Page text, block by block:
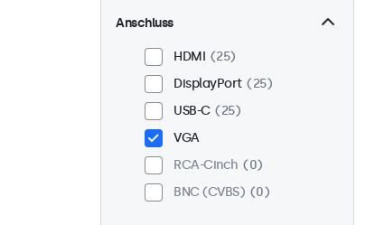
Anschluss
HDMI
25
DisplayPort
25
USB-C
25
VGA
RCA-Cinch
0
BNC (CVBS)
0